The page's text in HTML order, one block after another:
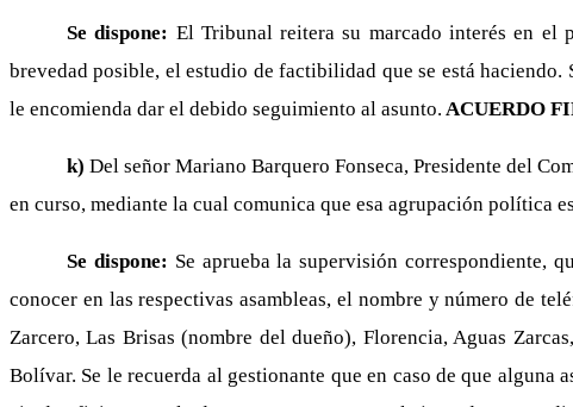
Se dispone: El Tribunal reitera su marcado interés en
brevedad posible, el estudio de factibilidad que se está
le encomienda dar el debido seguimiento al asunto. ACUERDO
k)Del señor Mariano Barquero Fonseca, Presidente del
en curso, mediante la cual comunica que esa agrupación política
Se dispone: Se aprueba la supervisión correspondiente,
conocer en las respectivas asambleas, el nombre y número de
Zarcero, Las Brisas (nombre del dueño), Florencia, Aguas
Bolívar. Se le recuerda al gestionante que en caso de que